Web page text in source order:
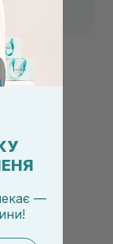
упаковке.
—